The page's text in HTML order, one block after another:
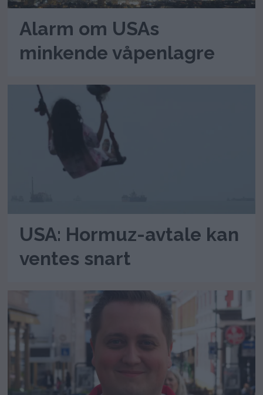
Alarm om USAs
minkende våpenlagre
USA: Hormuz-avtale kan
ventes snart